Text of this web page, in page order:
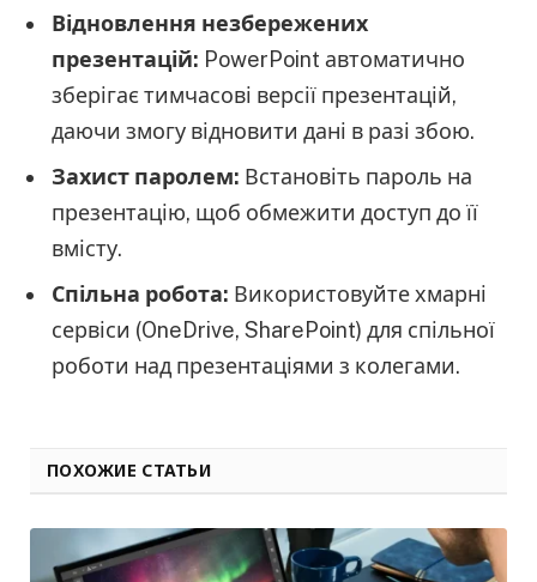
Відновлення незбережених
презентацій: PowerPoint автоматично
зберігає тимчасові версії презентацій,
даючи змогу відновити дані в разі збою.
Захист паролем: Встановіть пароль на
презентацію, щоб обмежити доступ до її
вмісту.
Спільна робота: Використовуйте хмарні
сервіси (OneDrive, SharePoint) для спільної
роботи над презентаціями з колегами.
ПОХОЖИЕ СТАТЬИ